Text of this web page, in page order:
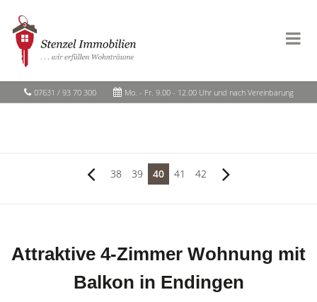
07631 / 93 70 300 Mo. - Fr. 9.00 - 12.00 Uhr und nach Vereinbarung
38 39 40 41 42
Attraktive 4-Zimmer Wohnung mit
Balkon in Endingen